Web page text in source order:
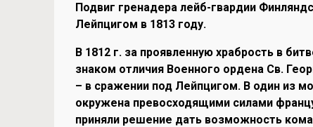
Подвиг гренадера лейб-гвардии
Лейпцигом в 1813 году.
В 1812 г. за проявленную храбрость в
знаком отличия Военного ордена Св.
– в сражении под Лейпцигом. В один из
окружена превосходящими силами
приняли решение дать возможность